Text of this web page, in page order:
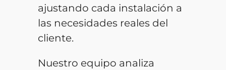
ajustando cada instalación a
las necesidades reales del
cliente.
Nuestro equipo analiza